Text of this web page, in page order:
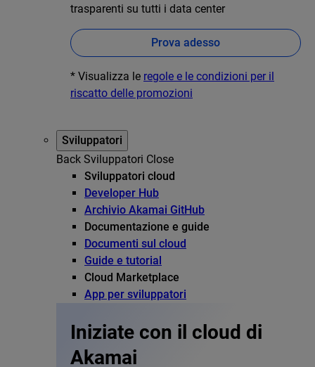
trasparenti su tutti i data center
Prova adesso
* Visualizza le regole e le condizioni per il
riscatto delle promozioni
Sviluppatori
Back Sviluppatori Close
Sviluppatori cloud
Developer Hub
Archivio Akamai GitHub
Documentazione e guide
Documenti sul cloud
Guide e tutorial
Cloud Marketplace
App per sviluppatori
Iniziate con il cloud di
Akamai